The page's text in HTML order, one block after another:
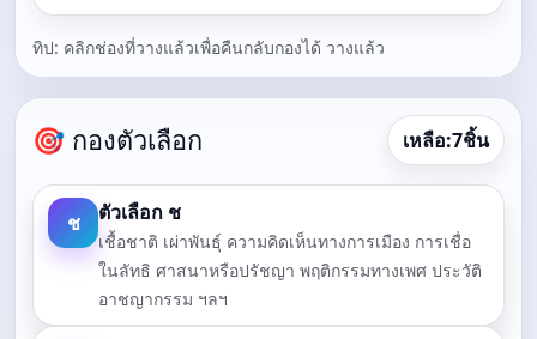
ทิป: คลิกช่องที่วางแล้วเพื่อคืนกลับกองได้ วางแล้ว
🎯 กองตัวเลือก เหลือ:7ชิ้น
ช ตัวเลือก ช
เชื้อชาติ เผ่าพันธุ์ ความคิดเห็นทางการเมือง การเชื่อ
ในลัทธิ ศาสนาหรือปรัชญา พฤติกรรมทางเพศ ประวัติ
อาชญากรรม ฯลฯ